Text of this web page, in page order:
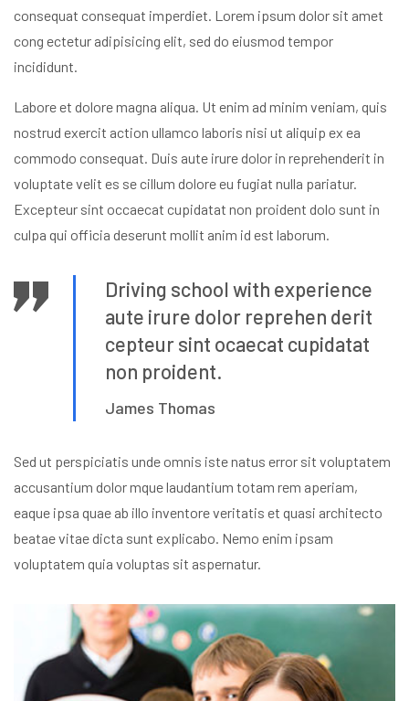
consequat consequat imperdiet. Lorem ipsum dolor sit amet
cong ectetur adipisicing elit, sed do eiusmod tempor
incididunt.
Labore et dolore magna aliqua. Ut enim ad minim veniam, quis
nostrud exercit action ullamco laboris nisi ut aliquip ex ea
commodo consequat. Duis aute irure dolor in reprehenderit in
voluptate velit es se cillum dolore eu fugiat nulla pariatur.
Excepteur sint occaecat cupidatat non proident dolo sunt in
culpa qui officia deserunt mollit anim id est laborum.
Driving school with experience
aute irure dolor reprehen derit
cepteur sint ocaecat cupidatat
non proident.
James Thomas
Sed ut perspiciatis unde omnis iste natus error sit voluptatem
accusantium dolor mque laudantium totam rem aperiam,
eaque ipsa quae ab illo inventore veritatis et quasi architecto
beatae vitae dicta sunt explicabo. Nemo enim ipsam
voluptatem quia voluptas sit aspernatur.